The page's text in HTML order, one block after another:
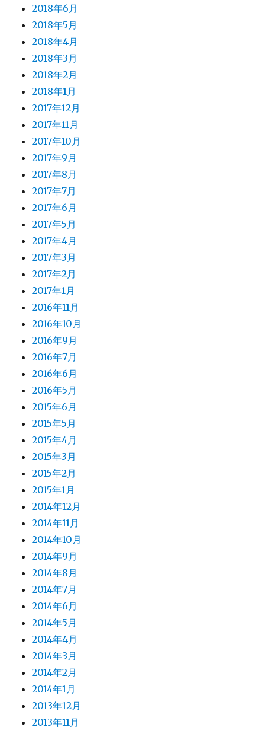
2018年6月
2018年5月
2018年4月
2018年3月
2018年2月
2018年1月
2017年12月
2017年11月
2017年10月
2017年9月
2017年8月
2017年7月
2017年6月
2017年5月
2017年4月
2017年3月
2017年2月
2017年1月
2016年11月
2016年10月
2016年9月
2016年7月
2016年6月
2016年5月
2015年6月
2015年5月
2015年4月
2015年3月
2015年2月
2015年1月
2014年12月
2014年11月
2014年10月
2014年9月
2014年8月
2014年7月
2014年6月
2014年5月
2014年4月
2014年3月
2014年2月
2014年1月
2013年12月
2013年11月